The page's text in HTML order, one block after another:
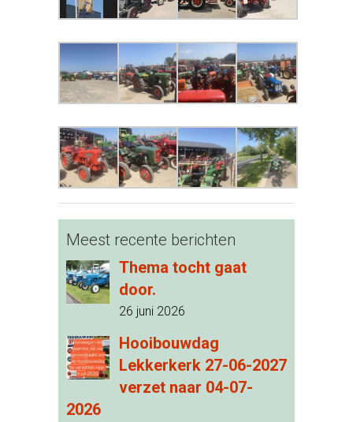
Meest recente berichten
Thema tocht gaat
door.
26 juni 2026
Hooibouwdag
Lekkerkerk 27-06-2027
verzet naar 04-07-
2026